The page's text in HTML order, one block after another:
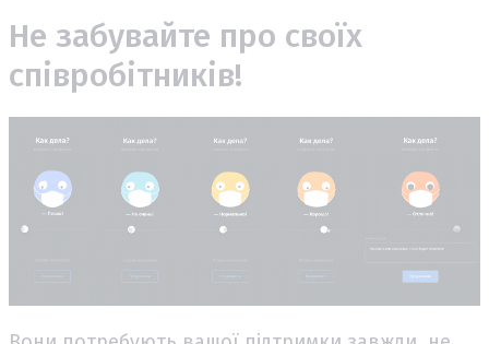
Не забувайте про своїх
співробітників!